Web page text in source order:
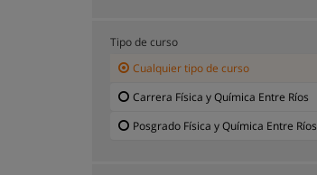
Tipo de curso
Cualquier tipo de curso
Carrera Física y Química Entre Ríos
Posgrado Física y Química Entre Ríos